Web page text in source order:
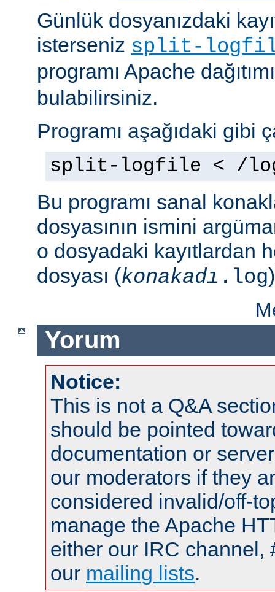
Günlük dosyanızdaki
isterseniz split-
programı Apache
bulabilirsiniz.
Programı aşağıdaki gibi
split-logfile < /
Bu programı sanal
dosyasının ismini
o dosyadaki kayıtlardan
dosyası (konakadı .log
Yorum
Notice:
This is not a Q&A
should be pointed
documentation or
our moderators if they
considered invalid/off-
manage the Apache
either our IRC channel,
our mailing lists.